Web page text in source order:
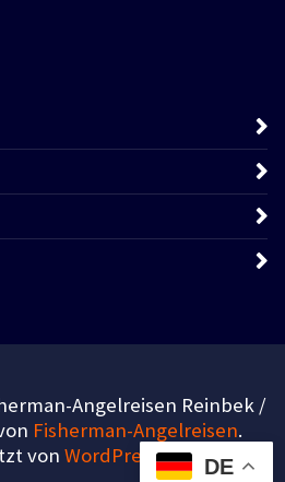
Angelreisen Reinbek /
Fisherman-Angelreisen.
von WordPress. DE